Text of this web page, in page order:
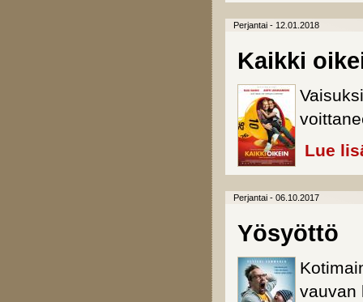
Perjantai - 12.01.2018
Kaikki
Lue
Perjantai - 06.10.2017
Yösyöttö
vauvan